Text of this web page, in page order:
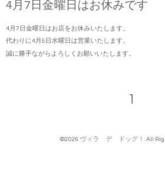
4月7日金曜日はお休みです
4月7日金曜日はお店をお休みいたします。
代わりに4月5日水曜日は営業いたします。
誠に勝手ながらよろしくお願いいたします。
1
©2026 ヴィラ デ ドッグ！ . All